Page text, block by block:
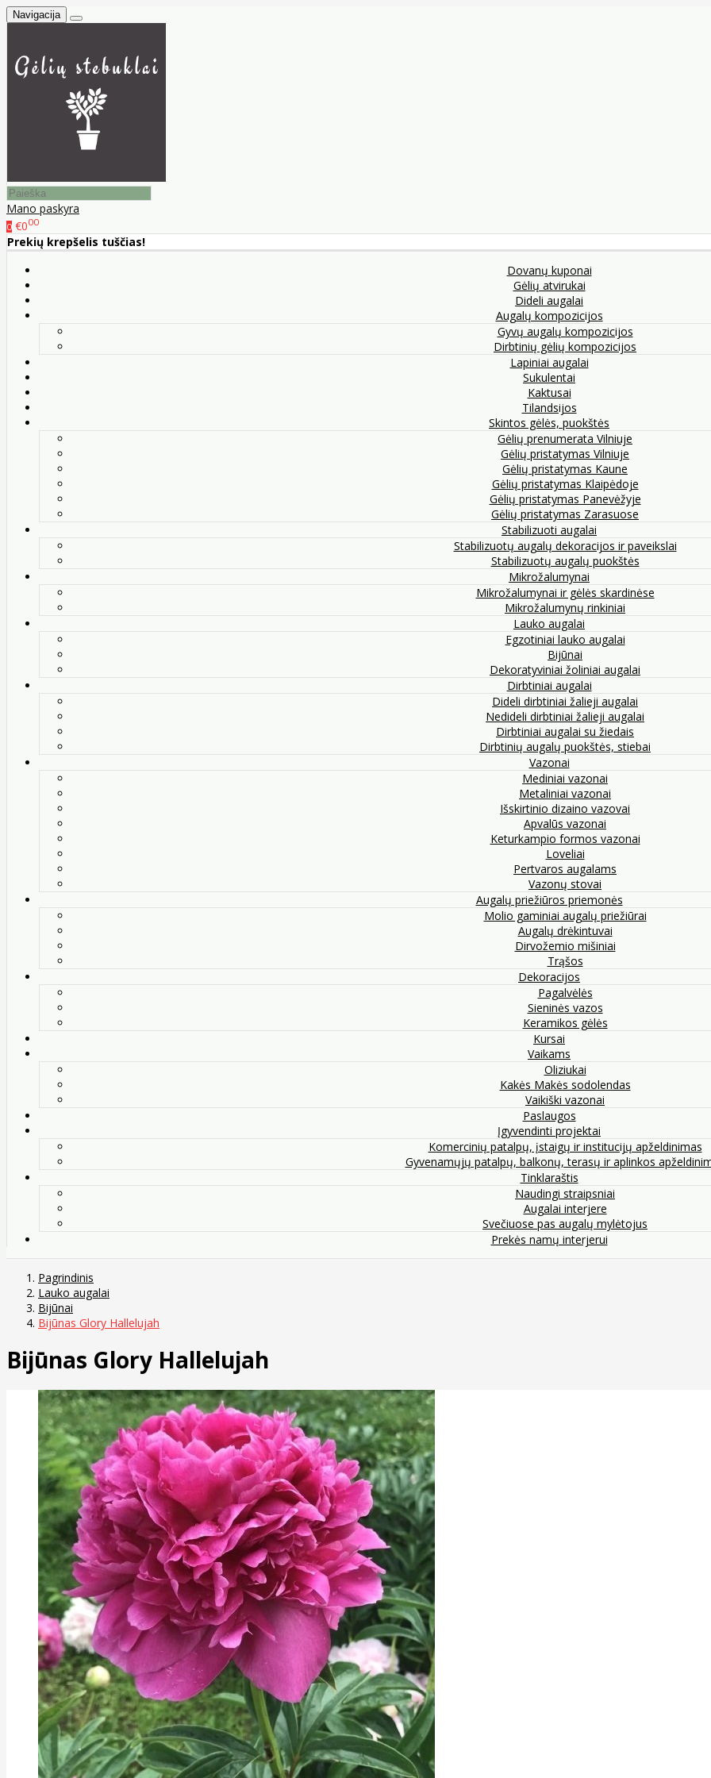
Navigacija
Mano paskyra
0 €000
Prekių krepšelis tuščias!
Dovanų kuponai
Gėlių atvirukai
Dideli augalai
Augalų kompozicijos
Gyvų augalų kompozicijos
Dirbtinių gėlių kompozicijos
Lapiniai augalai
Sukulentai
Kaktusai
Tilandsijos
Skintos gėlės, puokštės
Gėlių prenumerata Vilniuje
Gėlių pristatymas Vilniuje
Gėlių pristatymas Kaune
Gėlių pristatymas Klaipėdoje
Gėlių pristatymas Panevėžyje
Gėlių pristatymas Zarasuose
Stabilizuoti augalai
Stabilizuotų augalų dekoracijos ir paveikslai
Stabilizuotų augalų puokštės
Mikrožalumynai
Mikrožalumynai ir gėlės skardinėse
Mikrožalumynų rinkiniai
Lauko augalai
Egzotiniai lauko augalai
Bijūnai
Dekoratyviniai žoliniai augalai
Dirbtiniai augalai
Dideli dirbtiniai žalieji augalai
Nedideli dirbtiniai žalieji augalai
Dirbtiniai augalai su žiedais
Dirbtinių augalų puokštės, stiebai
Vazonai
Mediniai vazonai
Metaliniai vazonai
Išskirtinio dizaino vazovai
Apvalūs vazonai
Keturkampio formos vazonai
Loveliai
Pertvaros augalams
Vazonų stovai
Augalų priežiūros priemonės
Molio gaminiai augalų priežiūrai
Augalų drėkintuvai
Dirvožemio mišiniai
Trąšos
Dekoracijos
Pagalvėlės
Sieninės vazos
Keramikos gėlės
Kursai
Vaikams
Oliziukai
Kakės Makės sodolendas
Vaikiški vazonai
Paslaugos
Įgyvendinti projektai
Komercinių patalpų, įstaigų ir institucijų apželdinimas
Gyvenamųjų patalpų, balkonų, terasų ir aplinkos
Tinklaraštis
Naudingi straipsniai
Augalai interjere
Svečiuose pas augalų mylėtojus
Prekės namų interjerui
Pagrindinis
Lauko augalai
Bijūnai
Bijūnas Glory Hallelujah
Bijūnas Glory Hallelujah